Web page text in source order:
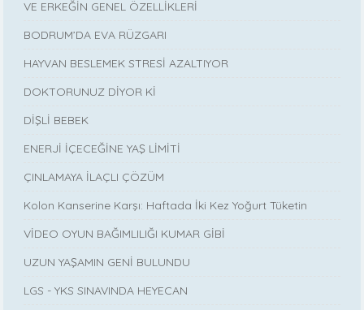
VE ERKEĞİN GENEL ÖZELLİKLERİ
BODRUM’DA EVA RÜZGARI
HAYVAN BESLEMEK STRESİ AZALTIYOR
DOKTORUNUZ DİYOR Kİ
DİŞLİ BEBEK
ENERJİ İÇECEĞİNE YAŞ LİMİTİ
ÇINLAMAYA İLAÇLI ÇÖZÜM
Kolon Kanserine Karşı: Haftada İki Kez Yoğurt Tüketin
VİDEO OYUN BAĞIMLILIĞI KUMAR GİBİ
UZUN YAŞAMIN GENİ BULUNDU
LGS - YKS SINAVINDA HEYECAN